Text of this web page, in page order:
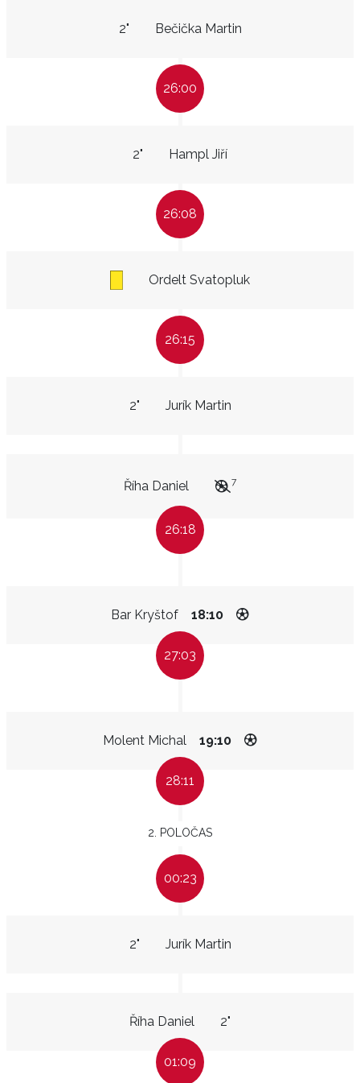
Bečička Martin
2"
26:00
Hampl Jiří
2"
26:08
Ordelt Svatopluk
26:15
Jurík Martin
2"
Říha Daniel 7
26:18
Bar Kryštof 18:10
27:03
Molent Michal 19:10
28:11
2. POLOČAS
00:23
Jurík Martin
2"
Říha Daniel 2"
01:09